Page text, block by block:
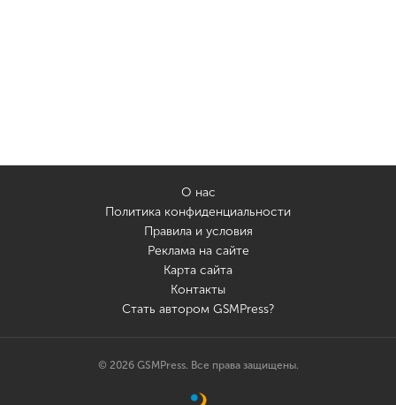
О нас
Политика конфиденциальности
Правила и условия
Реклама на сайте
Карта сайта
Контакты
Стать автором GSMPress?
© 2026 GSMPress. Все права защищены.